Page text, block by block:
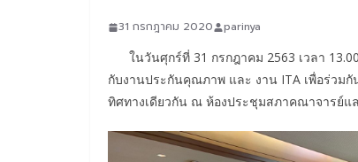
31 กรกฎาคม 2020 parinya
ในวันศุกร์ที่ 31 กรกฎาคม 2563 เวลา
กับงานประกันคุณภาพ และ งาน ITA เพื่อร่วม
ทิศทางเดียวกัน ณ ห้องประชุมสภาคณาจารย์แ